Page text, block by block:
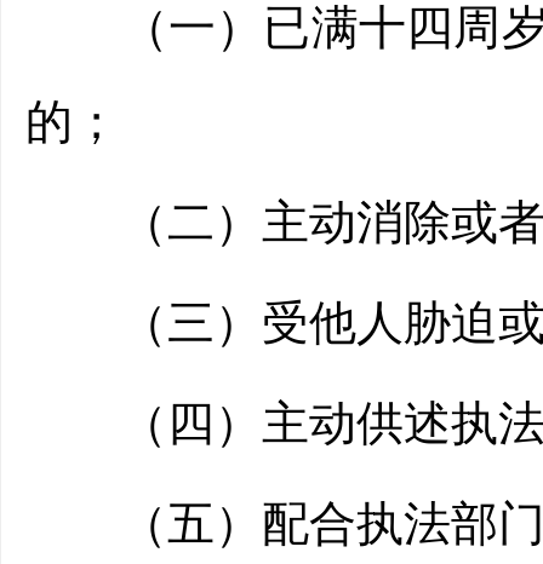
（一）已满十四周岁
的；
（二）主动消除或者
（三）受他人胁迫或
（四）主动供述执法
（五）配合执法部门